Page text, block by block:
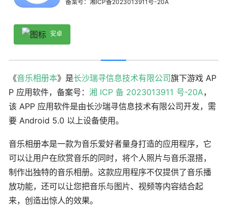
备案号：湘ICP备2023013911号-20A
安卓
《音乐相册本》是长沙瑞寻信息技术有限公司旗下游戏 AP
P 应用软件，备案号： 湘 ICP 备 2023013911 号-20A，
该 APP 应用软件是由长沙瑞寻信息技术有限公司开发，需
要 Android 5.0 以上设备使用。
音乐相册本是一款为音乐爱好者量身打造的应用程序，它
可以让用户在欣赏音乐的同时，将个人照片与音乐混搭，
制作出独特的音乐相册。这款应用程序不仅提供了音乐播
放功能，还可以让您把音乐与图片、视频等内容结合起
来，创造出惊人的效果。